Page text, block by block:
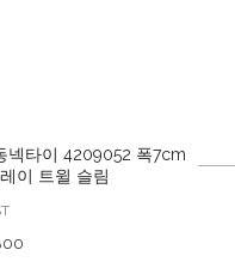
넥타이 4209052 폭7cm
이 트윌 슬림